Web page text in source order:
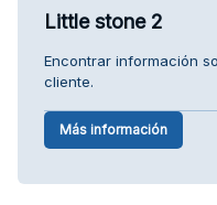
Little stone 2
Encontrar información
cliente.
Más información